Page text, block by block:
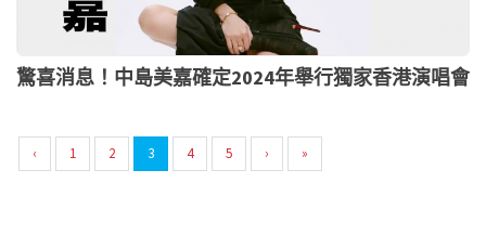
驚喜消息！中島美嘉確定2024年舉行獨家香港演唱會
‹ 1 2 3 4 5 › »